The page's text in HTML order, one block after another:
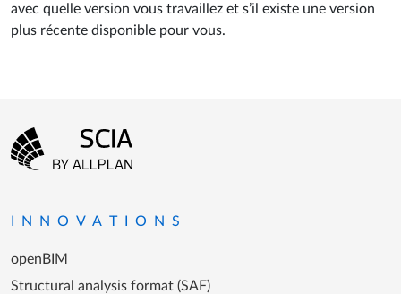
avec quelle version vous travaillez et s’il existe une version
plus récente disponible pour vous.
Menu Pied de page
INNOVATIONS
openBIM
Structural analysis format (SAF)